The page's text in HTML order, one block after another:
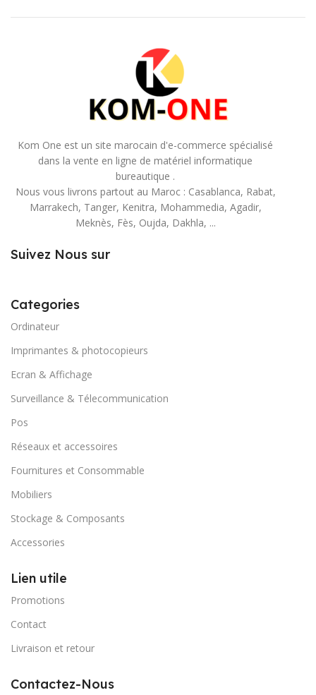
Kom One est un site marocain d'e-commerce spécialisé
dans la vente en ligne de matériel informatique
bureautique .
Nous vous livrons partout au Maroc : Casablanca, Rabat,
Marrakech, Tanger, Kenitra, Mohammedia, Agadir,
Meknès, Fès, Oujda, Dakhla, ...
Suivez Nous sur
Categories
Ordinateur
Imprimantes & photocopieurs
Ecran & Affichage
Surveillance & Télecommunication
Pos
Réseaux et accessoires
Fournitures et Consommable
Mobiliers
Stockage & Composants
Accessories
Lien utile
Promotions
Contact
Livraison et retour
Contactez-Nous